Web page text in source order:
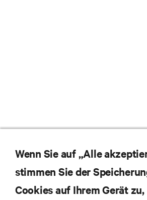
Wenn Sie auf „Alle
stimmen Sie der
Cookies auf Ihrem Gerät